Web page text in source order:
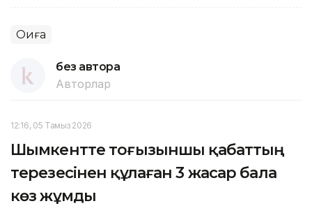
Оқиға
без автора
Авторлар
12:16, 05 Тамыз 2026
Шымкентте тоғызыншы қабаттың
терезесінен құлаған 3 жасар бала
көз жұмды